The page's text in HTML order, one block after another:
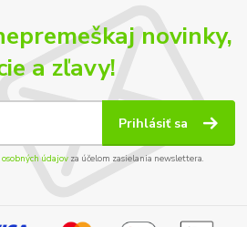
novinky,
a zľavy!
Prihlásiť sa
údajov za účelom zasielania newslettera.